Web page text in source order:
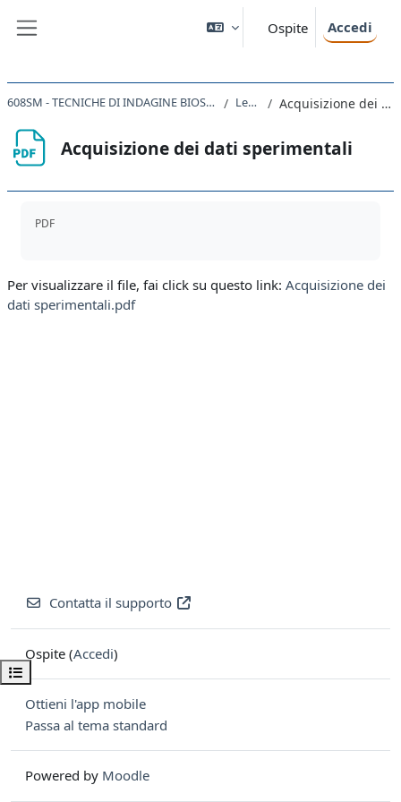
Ospite Accedi
Apri indice del corso
608SM - TECNICHE DI INDAGINE BIOSTRUTTURALE CON LUCE DI SINCROTRONE 2020 Lezione V Acquisizione dei dati sperimentali
Acquisizione dei dati sperimentali
PDF
Per visualizzare il file, fai click su questo link: Acquisizione dei
dati sperimentali.pdf
Contatta il supporto
Ospite (Accedi)
Ottieni l'app mobile
Passa al tema standard
Powered by Moodle